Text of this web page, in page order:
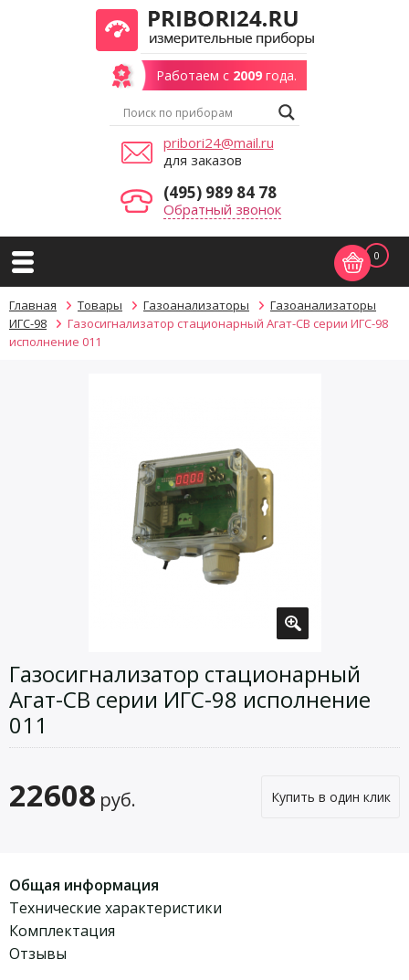
Работаем с 2009года.
pribori24@mail.ru
для заказов
(495) 989 84 78
Обратный звонок
0
Главная Товары Газоанализаторы
Газоанализаторы
ИГС-98
Газосигнализатор стационарный Агат-СВ серии ИГС-98
исполнение 011
Газосигнализатор стационарный
Агат-СВ серии ИГС-98 исполнение
011
22608 руб. Купить в один клик
Общая информация
Технические характеристики
Комплектация
Отзывы